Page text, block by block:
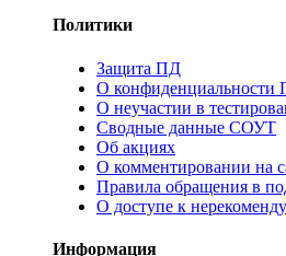
Политики
Защита ПД
О конфиденциальности
О неучастии в
Сводные данные СОУТ
Об акциях
О комментировании на
Правила обращения в
О доступе к
Информация